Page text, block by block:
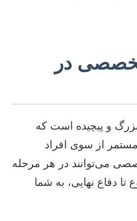
در
بزرگ و پیچیده است که
مستمر از سوی افراد
می‌توانند در هر مرحله
دفاع نهایی، به شما